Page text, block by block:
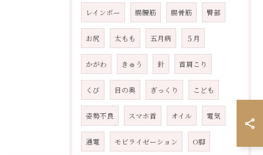
レインボー 腸腰筋 腸骨筋 臀部
お尻 太もも 五月病 ５月
かがわ きゅう 針 首肩こり
くび 目の奥 ぎっくり こども
姿勢不良 スマホ首 オイル 電気
通電 モビライゼーション O脚